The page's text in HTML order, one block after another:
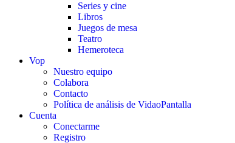
Series y cine
Libros
Juegos de mesa
Teatro
Hemeroteca
Vop
Nuestro equipo
Colabora
Contacto
Política de análisis de VidaoPantalla
Cuenta
Conectarme
Registro